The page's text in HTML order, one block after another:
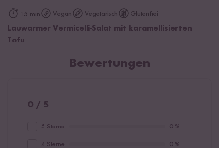
15 min Vegan Vegetarisch Glutenfrei
Lauwarmer Vermicelli-Salat mit karamellisierten
Tofu
Bewertungen
0 / 5
5 Sterne 0 %
4 Sterne 0 %